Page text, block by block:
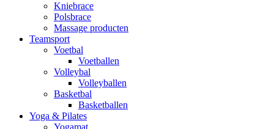
Kniebrace
Polsbrace
Massage producten
Teamsport
Voetbal
Voetballen
Volleybal
Volleyballen
Basketbal
Basketballen
Yoga & Pilates
Yogamat